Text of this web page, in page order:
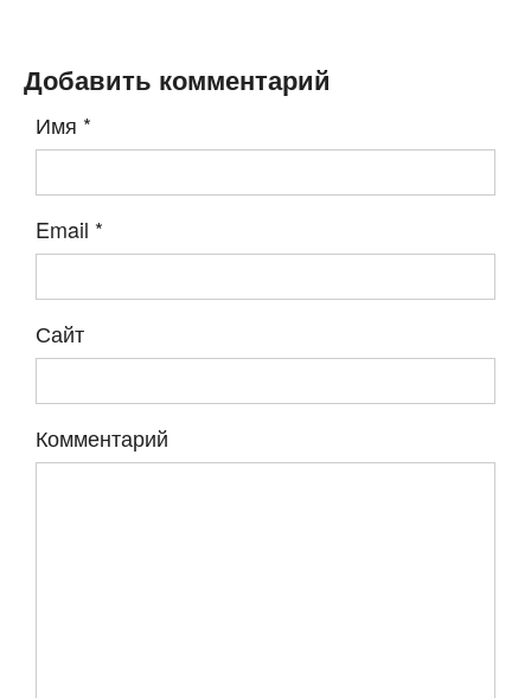
Добавить комментарий
Имя *
Email *
Сайт
Комментарий